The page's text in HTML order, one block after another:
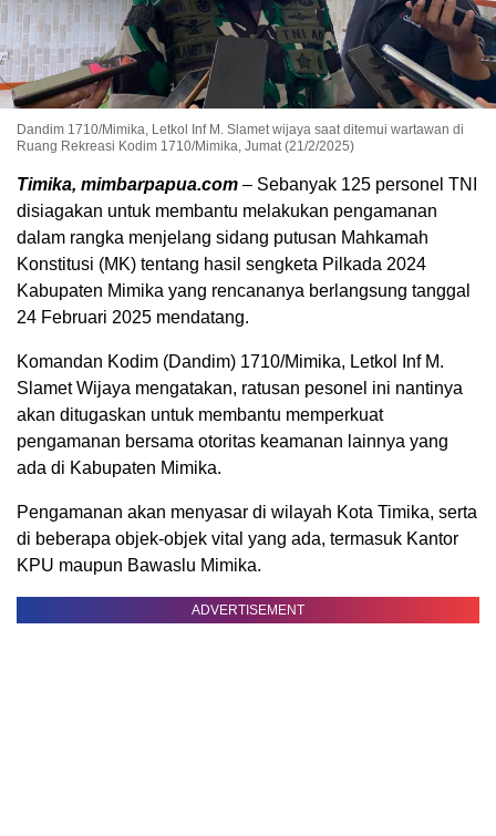
Dandim 1710/Mimika, Letkol Inf M. Slamet wijaya saat ditemui wartawan di
Ruang Rekreasi Kodim 1710/Mimika, Jumat (21/2/2025)
Timika, mimbarpapua.com – Sebanyak 125 personel TNI
disiagakan untuk membantu melakukan pengamanan
dalam rangka menjelang sidang putusan Mahkamah
Konstitusi (MK) tentang hasil sengketa Pilkada 2024
Kabupaten Mimika yang rencananya berlangsung tanggal
24 Februari 2025 mendatang.
Komandan Kodim (Dandim) 1710/Mimika, Letkol Inf M.
Slamet Wijaya mengatakan, ratusan pesonel ini nantinya
akan ditugaskan untuk membantu memperkuat
pengamanan bersama otoritas keamanan lainnya yang
ada di Kabupaten Mimika.
Pengamanan akan menyasar di wilayah Kota Timika, serta
di beberapa objek-objek vital yang ada, termasuk Kantor
KPU maupun Bawaslu Mimika.
ADVERTISEMENT